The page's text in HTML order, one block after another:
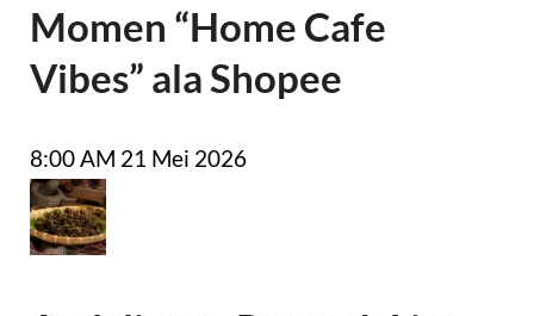
Momen “Home Cafe
Vibes” ala Shopee
8:00 AM 21 Mei 2026